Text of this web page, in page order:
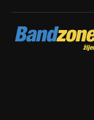
Bandzone.cz
žijeme hudbou